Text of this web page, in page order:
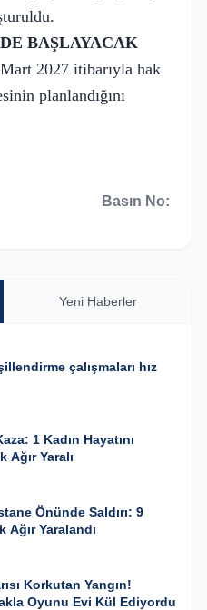
BAŞLAYACAK
2027 itibarıyla hak
planlandığını
Basın No:
Yeni Haberler
çalışmaları hız
1 Kadın Hayatını
Ağır Yaralı
Önünde Saldırı: 9
Ağır Yaralandı
Korkutan Yangın!
Oyunu Evi Kül Ediyordu